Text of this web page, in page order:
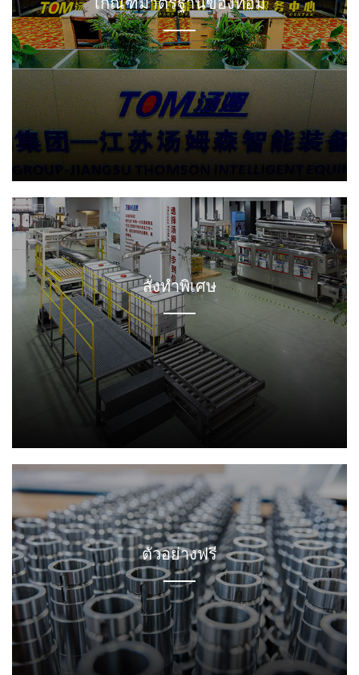
ทีมงานฝ่ายเทคนิค
เกณฑ์มาตรฐานของทอม
สั่งทำพิเศษ